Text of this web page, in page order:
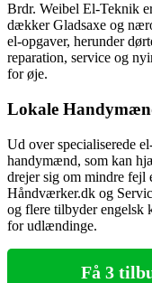
Brdr. Weibel El-Teknik
dækker Gladsaxe og
el-opgaver, herunder
reparation, service og
for øje.
Lokale
Ud over specialiserede
handymænd, som kan
drejer sig om mindre fejl
Håndværker.dk og
og flere tilbyder engelsk
for udlændinge.
Få 3